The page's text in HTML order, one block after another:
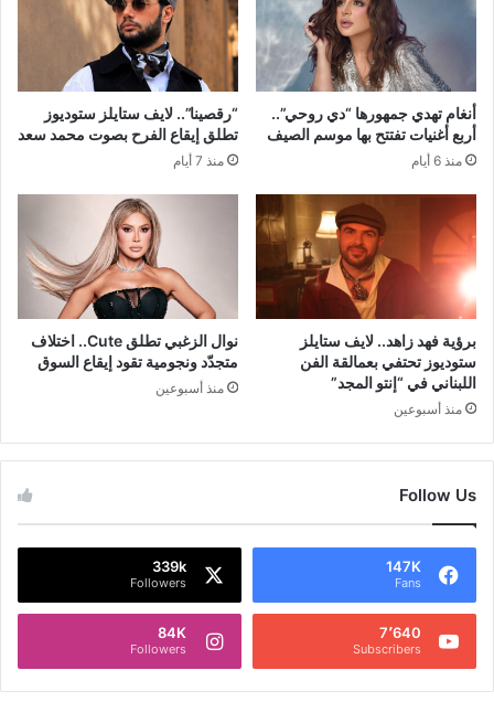
أنغام تهدي جمهورها “دي روحي”..
أربع أغنيات تفتتح بها موسم الصيف
منذ 6 أيام
“رقصينا”.. لايف ستايلز ستوديوز
تطلق إيقاع الفرح بصوت محمد سعد
منذ 7 أيام
برؤية فهد زاهد.. لايف ستايلز
ستوديوز تحتفي بعمالقة الفن
اللبناني في “إنتو المجد”
منذ أسبوعين
نوال الزغبي تطلق Cute.. اختلاف
متجدّد ونجومية تقود إيقاع السوق
منذ أسبوعين
Follow Us
147K
Fans
339k
Followers
7٬640
Subscribers
84K
Followers